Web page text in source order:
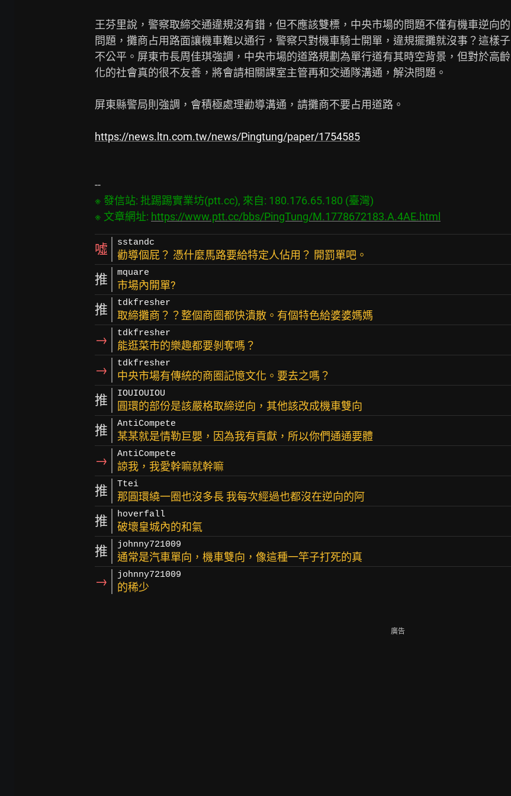
王芬里說，警察取締交通違規沒有錯，但不應該雙標，中央市場的問題不僅有機車逆向的
問題，攤商占用路面讓機車難以通行，警察只對機車騎士開單，違規擺攤就沒事？這樣子
不公平。屏東市長周佳琪強調，中央市場的道路規劃為單行道有其時空背景，但對於高齡
化的社會真的很不友善，將會請相關課室主管再和交通隊溝通，解決問題。
屏東縣警局則強調，會積極處理勸導溝通，請攤商不要占用道路。
https://news.ltn.com.tw/news/Pingtung/paper/1754585
※ 發信站: 批踢踢實業坊(ptt.cc), 來自: 180.176.65.180 (臺灣)
※ 文章網址: https://www.ptt.cc/bbs/PingTung/M.1778672183.A.4AE.html
噓 sstandc
勸導個屁？ 憑什麼馬路要給特定人佔用？ 開罰單吧。
推 mquare
市場內開單?
推 tdkfresher
取締攤商？？整個商圈都快潰散。有個特色給婆婆媽媽
→ tdkfresher
能逛菜市的樂趣都要剝奪嗎？
→ tdkfresher
中央市場有傳統的商圈記憶文化。要去之嗎？
推 IOUIOUIOU
圓環的部份是該嚴格取締逆向，其他該改成機車雙向
推 AntiCompete
某某就是情勒巨嬰，因為我有貢獻，所以你們通通要體
→ AntiCompete
諒我，我愛幹嘛就幹嘛
推 Ttei
那圓環繞一圈也沒多長 我每次經過也都沒在逆向的阿
推 hoverfall
破壞皇城內的和氣
推 johnny721009
通常是汽車單向，機車雙向，像這種一竿子打死的真
→ johnny721009
的稀少
廣告